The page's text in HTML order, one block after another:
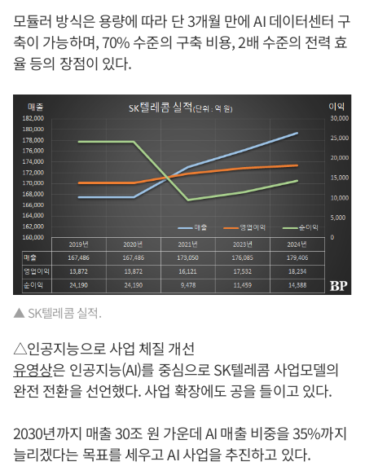
모듈러 방식은 용량에 따라 단 3개월 만에 AI 데이터센터 구
축이 가능하며, 70% 수준의 구축 비용, 2배 수준의 전력 효
율 등의 장점이 있다.
▲ SK텔레콤 실적.
△인공지능으로 사업 체질 개선
유영상은 인공지능(AI)를 중심으로 SK텔레콤 사업모델의
완전 전환을 선언했다. 사업 확장에도 공을 들이고 있다.
2030년까지 매출 30조 원 가운데 AI 매출 비중을 35%까지
늘리겠다는 목표를 세우고 AI 사업을 추진하고 있다.